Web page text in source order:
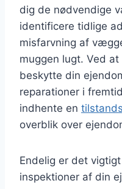
dig de nødvendige
identificere tidlige
misfarvning af
muggen lugt. Ved
beskytte din
reparationer i
indhente en
overblik over
Endelig er det
inspektioner af din